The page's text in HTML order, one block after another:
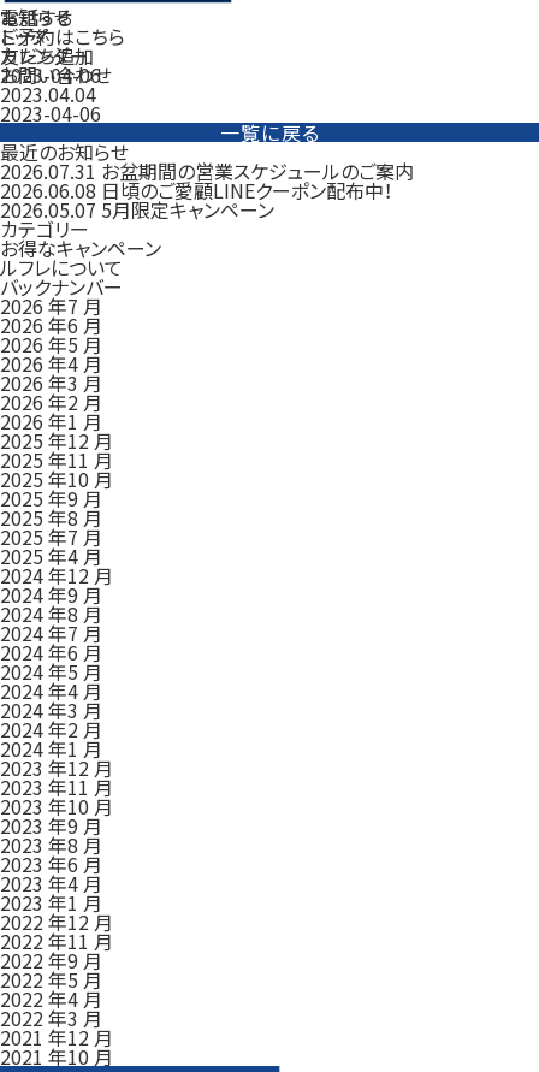
電話する
ご予約はこちら
友だち追加
お問い合わせ
お知らせ
トップ
カレンダー
2023-04-06
2023.04.04
2023-04-06
一覧に戻る
最近のお知らせ
2026.07.31 お盆期間の営業スケジュールのご案内
2026.06.08 日頃のご愛顧LINEクーポン配布中！
2026.05.07 5月限定キャンペーン
カテゴリー
お得なキャンペーン
ルフレについて
バックナンバー
2026 年7 月
2026 年6 月
2026 年5 月
2026 年4 月
2026 年3 月
2026 年2 月
2026 年1 月
2025 年12 月
2025 年11 月
2025 年10 月
2025 年9 月
2025 年8 月
2025 年7 月
2025 年4 月
2024 年12 月
2024 年9 月
2024 年8 月
2024 年7 月
2024 年6 月
2024 年5 月
2024 年4 月
2024 年3 月
2024 年2 月
2024 年1 月
2023 年12 月
2023 年11 月
2023 年10 月
2023 年9 月
2023 年8 月
2023 年6 月
2023 年4 月
2023 年1 月
2022 年12 月
2022 年11 月
2022 年9 月
2022 年5 月
2022 年4 月
2022 年3 月
2021 年12 月
2021 年10 月